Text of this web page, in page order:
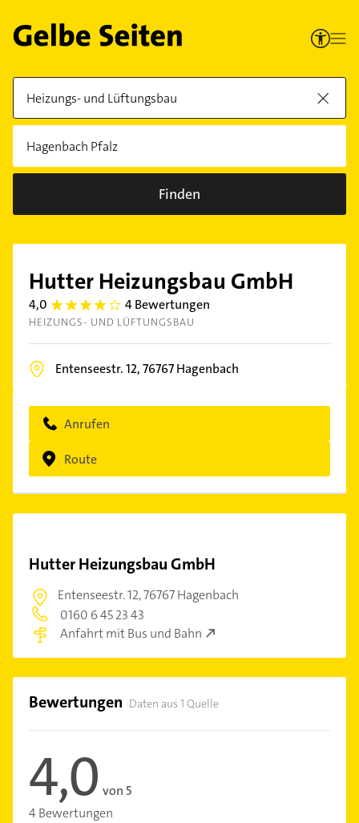
Finden
Hutter Heizungsbau GmbH
4,0 4.0 4 Bewertungen
HEIZUNGS- UND LÜFTUNGSBAU
Entenseestr. 12,76767Hagenbach
Anrufen
Route
Hutter Heizungsbau GmbH
Entenseestr. 12,76767 Hagenbach
0160 6 45 23 43
Anfahrt mit Bus und Bahn
Bewertungen Daten aus 1 Quelle
4,0 von 5
4 Bewertungen